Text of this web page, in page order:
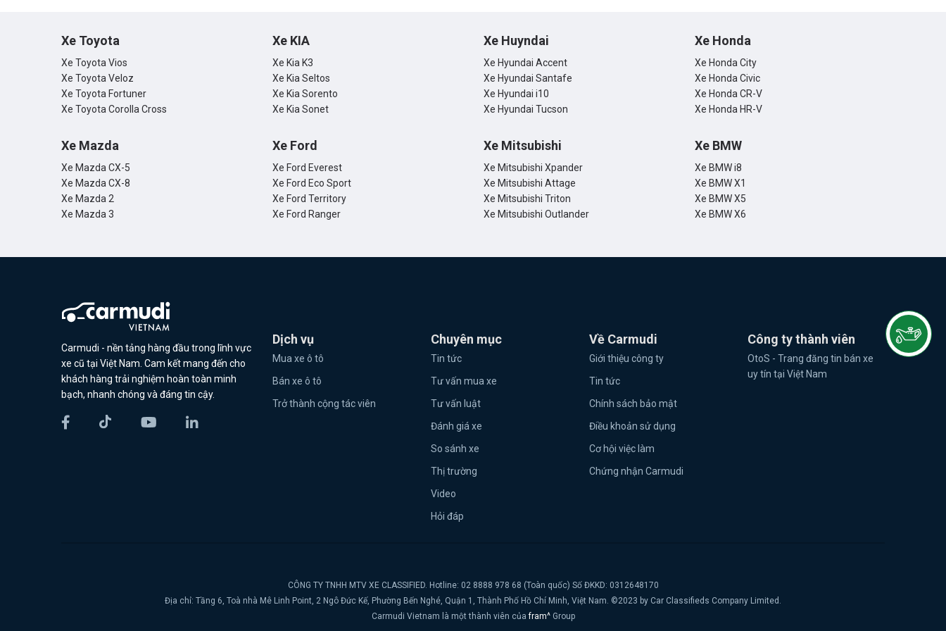
Xe Toyota
Xe Toyota Vios
Xe Toyota Veloz
Xe Toyota Fortuner
Xe Toyota Corolla Cross
Xe KIA
Xe Kia K3
Xe Kia Seltos
Xe Kia Sorento
Xe Kia Sonet
Xe Huyndai
Xe Hyundai Accent
Xe Hyundai Santafe
Xe Hyundai i10
Xe Hyundai Tucson
Xe Honda
Xe Honda City
Xe Honda Civic
Xe Honda CR-V
Xe Honda HR-V
Xe Mazda
Xe Mazda CX-5
Xe Mazda CX-8
Xe Mazda 2
Xe Mazda 3
Xe Ford
Xe Ford Everest
Xe Ford Eco Sport
Xe Ford Territory
Xe Ford Ranger
Xe Mitsubishi
Xe Mitsubishi Xpander
Xe Mitsubishi Attage
Xe Mitsubishi Triton
Xe Mitsubishi Outlander
Xe BMW
Xe BMW i8
Xe BMW X1
Xe BMW X5
Xe BMW X6
Carmudi - nền tảng hàng đầu trong lĩnh vực
xe cũ tại Việt Nam. Cam kết mang đến cho
khách hàng trải nghiệm hoàn toàn minh
bạch, nhanh chóng và đáng tin cậy.
Dịch vụ
Mua xe ô tô
Bán xe ô tô
Trở thành cộng tác viên
Chuyên mục
Tin tức
Tư vấn mua xe
Tư vấn luật
Đánh giá xe
So sánh xe
Thị trường
Video
Hỏi đáp
Về Carmudi
Giới thiệu công ty
Tin tức
Chính sách bảo mật
Điều khoản sử dụng
Cơ hội việc làm
Chứng nhận Carmudi
Công ty thành viên
OtoS - Trang đăng tin bán xe
uy tín tại Việt Nam
CÔNG TY TNHH MTV XE CLASSIFIED. Hotline: 02 8888 978 68 (Toàn quốc) Số ĐKKD: 0312648170
Địa chỉ: Tầng 6, Toà nhà Mê Linh Point, 2 Ngô Đức Kế, Phường Bến Nghé, Quận 1, Thành Phố Hồ Chí Minh, Việt Nam. ©2023 by Car Classifieds Company Limited.
Carmudi Vietnam là một thành viên củafram^ Group